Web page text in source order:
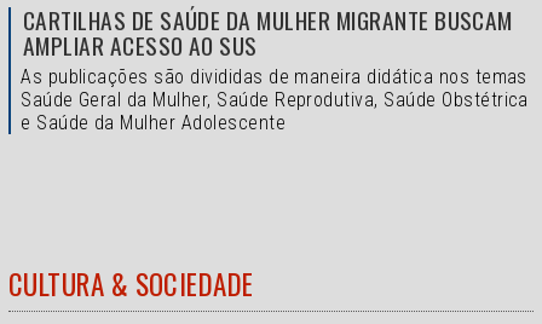
CARTILHAS DE SAÚDE DA MULHER MIGRANTE BUSCAM
AMPLIAR ACESSO AO SUS
As publicações são divididas de maneira didática nos temas
Saúde Geral da Mulher, Saúde Reprodutiva, Saúde Obstétrica
e Saúde da Mulher Adolescente
CULTURA & SOCIEDADE